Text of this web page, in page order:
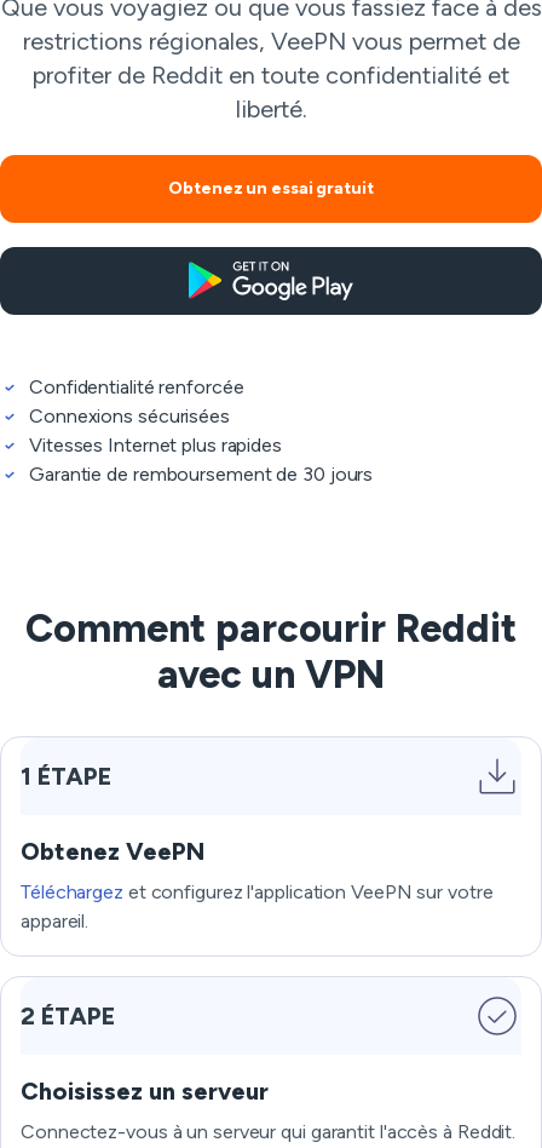
Que vous voyagiez ou que vous fassiez face à des
restrictions régionales, VeePN vous permet de
profiter de Reddit en toute confidentialité et
liberté.
Obtenez un essai gratuit
Confidentialité renforcée
Connexions sécurisées
Vitesses Internet plus rapides
Garantie de remboursement de 30 jours
Comment parcourir Reddit
avec un VPN
1 ÉTAPE
Obtenez VeePN
Téléchargez et configurez l'application VeePN sur votre
appareil.
2 ÉTAPE
Choisissez un serveur
Connectez-vous à un serveur qui garantit l'accès à Reddit.